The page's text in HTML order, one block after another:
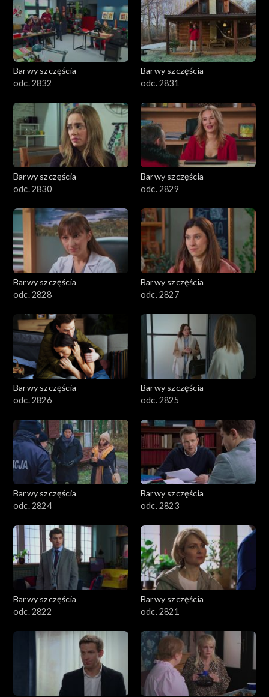
Barwy szczęścia
odc. 2832
Barwy szczęścia
odc. 2831
Barwy szczęścia
odc. 2830
Barwy szczęścia
odc. 2829
Barwy szczęścia
odc. 2828
Barwy szczęścia
odc. 2827
Barwy szczęścia
odc. 2826
Barwy szczęścia
odc. 2825
Barwy szczęścia
odc. 2824
Barwy szczęścia
odc. 2823
Barwy szczęścia
odc. 2822
Barwy szczęścia
odc. 2821